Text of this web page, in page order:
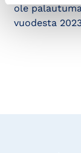
ole
vuodesta